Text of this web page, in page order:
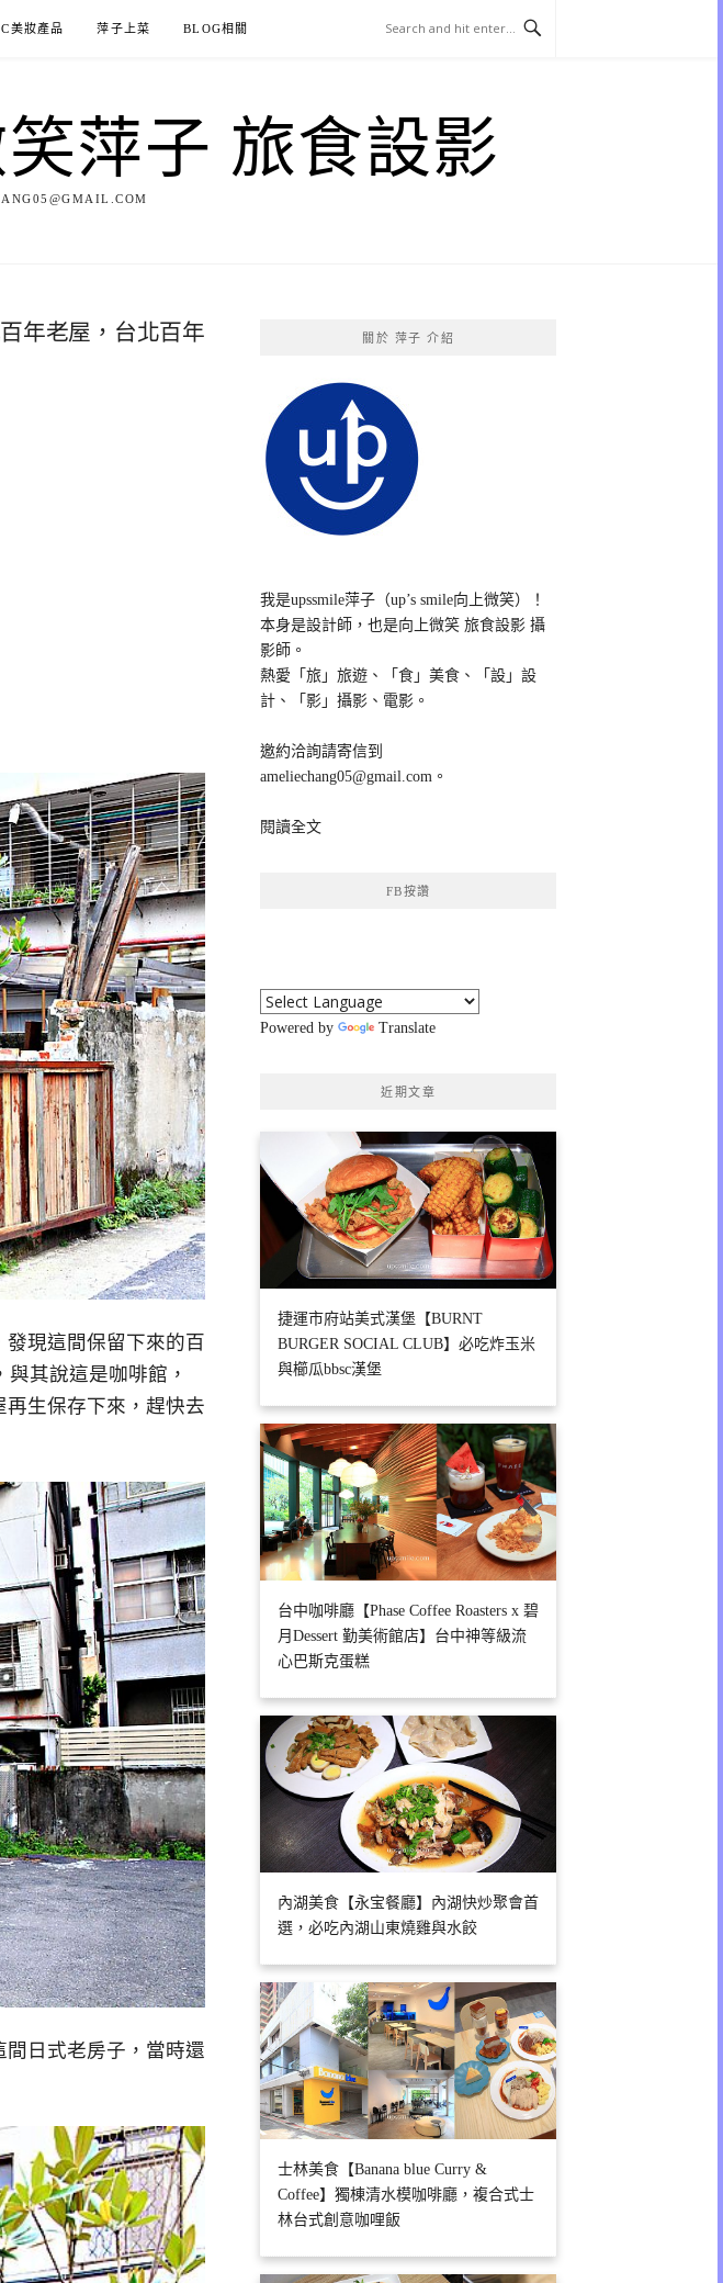
美妝產品 萍子上菜 BLOG相關
笑萍子 旅食設影
年老屋，台北百年
發現這間保留下來的百
與其說這是咖啡館，
生保存下來，趕快去
日式老房子，當時還
關於 萍子 介紹
我是upssmile萍子（up’s smile向上微笑）！
本身是設計師，也是向上微笑 旅食設影 攝
影師。
熱愛「旅」旅遊、「食」美食、「設」設
計、「影」攝影、電影。
邀約洽詢請寄信到
ameliechang05@gmail.com。
閱讀全文
FB按讚
Powered by Translate
近期文章
捷運市府站美式漢堡【BURNT
BURGER SOCIAL CLUB】必吃炸玉米
與櫛瓜bbsc漢堡
台中咖啡廳【Phase Coffee Roasters x 碧
月Dessert 勤美術館店】台中神等級流
心巴斯克蛋糕
內湖美食【永宝餐廳】內湖快炒聚會首
選，必吃內湖山東燒雞與水餃
士林美食【Banana blue Curry &
Coffee】獨棟清水模咖啡廳，複合式士
林台式創意咖哩飯